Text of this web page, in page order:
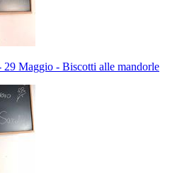
Maggio - Biscotti alle mandorle